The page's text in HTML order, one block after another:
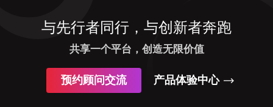
与先行者同行，与创新者奔跑
共享一个平台，创造无限价值
预约顾问交流 产品体验中心